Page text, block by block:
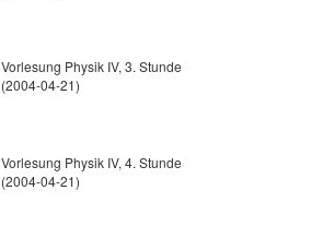
Vorlesung Physik IV, 3. Stunde
(2004-04-21)
Vorlesung Physik IV, 4. Stunde
(2004-04-21)